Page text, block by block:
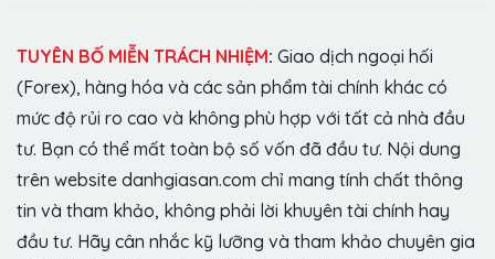
TUYÊN BỐ MIỄN TRÁCH NHIỆM: Giao dịch ngoại hối
(Forex), hàng hóa và các sản phẩm tài chính khác có
mức độ rủi ro cao và không phù hợp với tất cả nhà đầu
tư. Bạn có thể mất toàn bộ số vốn đã đầu tư. Nội dung
trên website danhgiasan.com chỉ mang tính chất thông
tin và tham khảo, không phải lời khuyên tài chính hay
đầu tư. Hãy cân nhắc kỹ lưỡng và tham khảo chuyên gia